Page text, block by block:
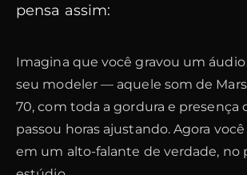
pensa assim:
Imagina que você gravou um
seu modeler — aquele som de
70, com toda a gordura e presença
passou horas ajustando. Agora
em um alto-falante de verdade, no